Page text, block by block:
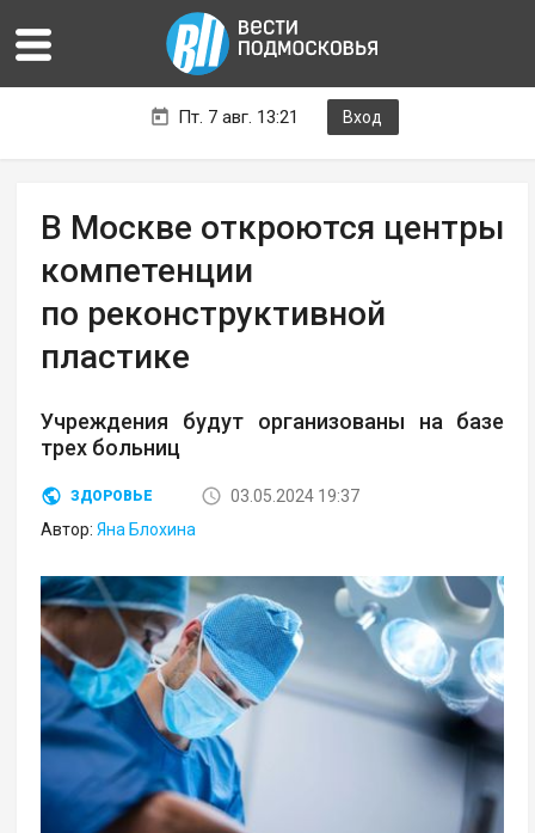
Пт. 7 авг. 13:21 Вход
В Москве откроются центры
компетенции
по реконструктивной
пластике
Учреждения будут организованы на базе
трех больниц
ЗДОРОВЬЕ
03.05.2024 19:37
Автор:Яна Блохина